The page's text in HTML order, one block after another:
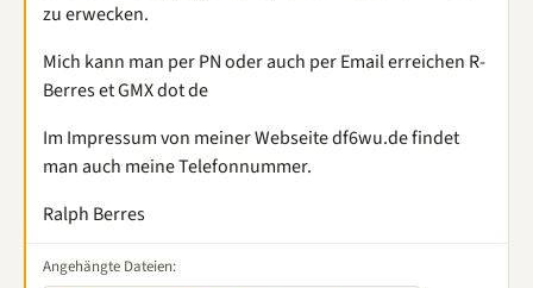
zu erwecken.
Mich kann man per PN oder auch per Email erreichen R-
Berres et GMX dot de
Im Impressum von meiner Webseite df6wu.de findet
man auch meine Telefonnummer.
Ralph Berres
Angehängte Dateien: